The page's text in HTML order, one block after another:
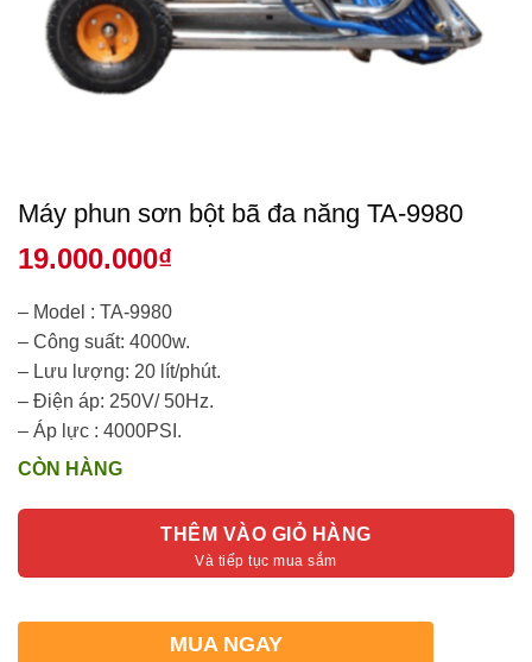
Máy phun sơn bột bã đa năng TA-9980
19.000.000₫
– Model : TA-9980
– Công suất: 4000w.
– Lưu lượng: 20 lít/phút.
– Điện áp: 250V/ 50Hz.
– Áp lực : 4000PSI.
CÒN HÀNG
THÊM VÀO GIỎ HÀNG
MUA NGAY